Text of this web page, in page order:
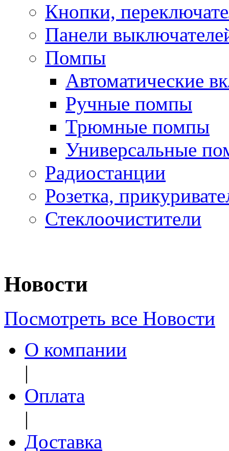
Кнопки,
Панели
Помпы
Автоматические
Ручные помпы
Трюмные помпы
Универсальные
Радиостанции
Розетка,
Стеклоочистители
Новости
Посмотреть все Новости
О компании
|
Оплата
|
Доставка